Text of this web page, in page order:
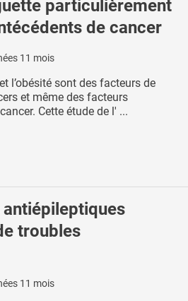
particulièrement
de cancer
11 mois
l’obésité sont des facteurs de
et même des facteurs
Cette étude de l' ...
antiépileptiques
troubles
11 mois